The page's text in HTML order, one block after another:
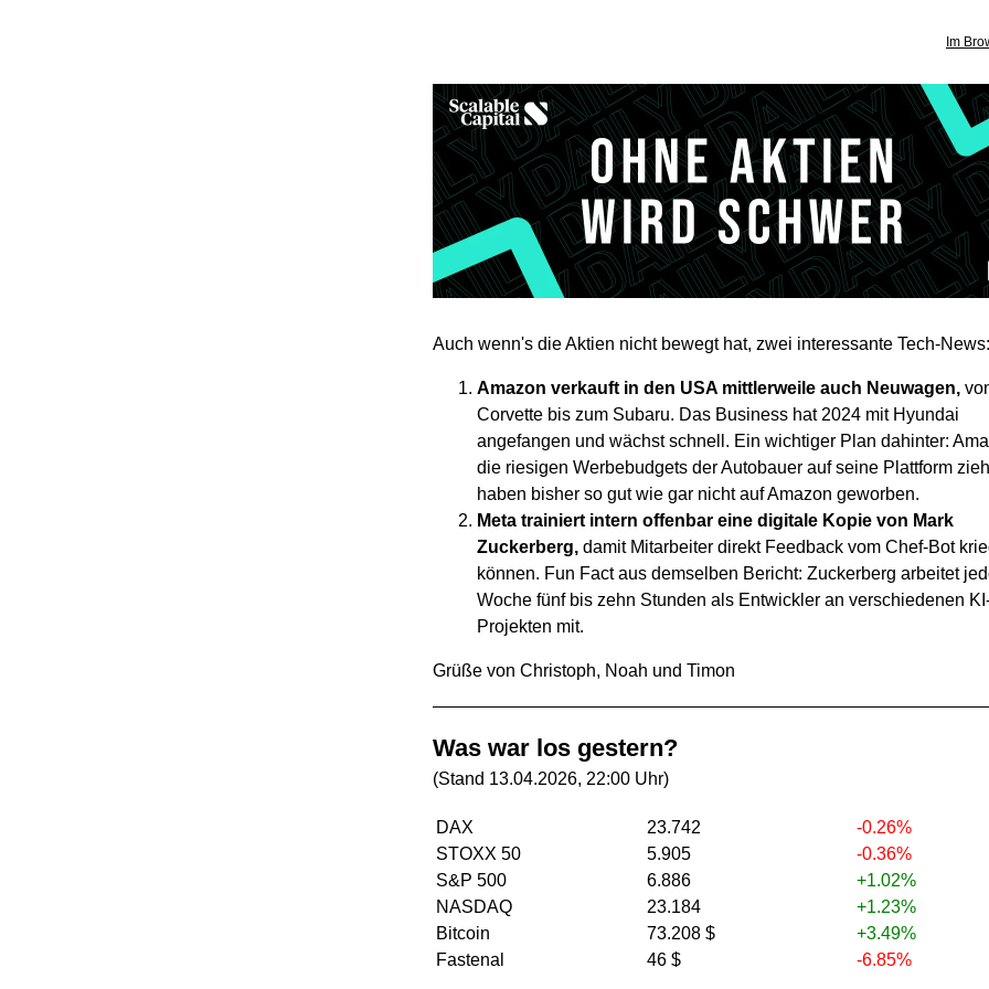
Im
Auch wenn's die Aktien nicht bewegt hat, zwei interessante Tech-News:
Amazon verkauft in den USA mittlerweile auch Neuwagen,
Corvette bis zum Subaru. Das Business hat 2024 mit Hyundai
angefangen und wächst schnell. Ein wichtiger Plan dahinter:
die riesigen Werbebudgets der Autobauer auf seine Plattform
haben bisher so gut wie gar nicht auf Amazon geworben.
Meta trainiert intern offenbar eine digitale Kopie von Mark
Zuckerberg, damit Mitarbeiter direkt Feedback vom Chef-Bot
können. Fun Fact aus demselben Bericht: Zuckerberg arbeitet
Woche fünf bis zehn Stunden als Entwickler an verschiedenen
Projekten mit.
Grüße von Christoph, Noah und Timon
Was war los gestern?
(Stand 13.04.2026, 22:00 Uhr)
DAX 23.742
-0.26%
STOXX 50
5.905
-0.36%
S&P 500
6.886
+1.02%
NASDAQ
23.184
+1.23%
Bitcoin
73.208 $
+3.49%
Fastenal
46 $ -6.85%